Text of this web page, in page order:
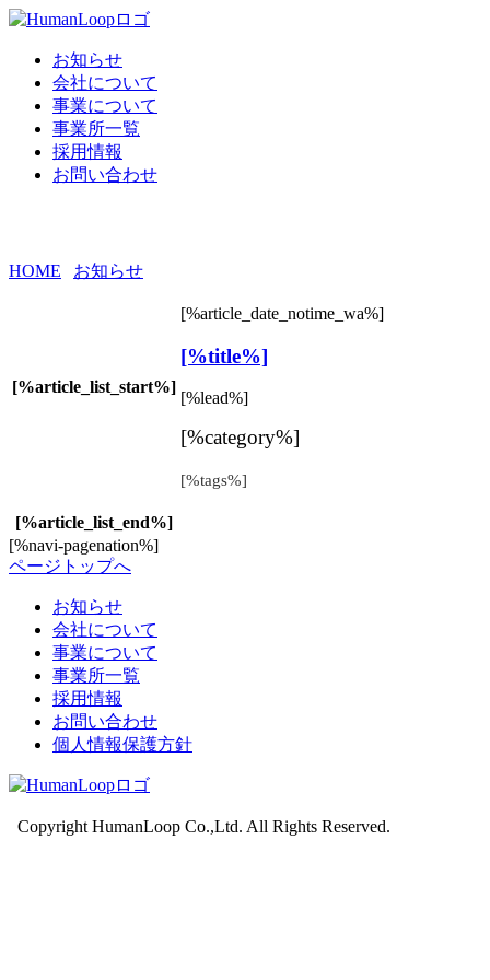
お知らせ
会社について
事業について
事業所一覧
採用情報
お問い合わせ
HOME お知らせ
[%article_list_start%]
[%article_date_notime_wa%]
[%title%]
[%lead%]
[%category%]
[%tags%]
[%article_list_end%]
[%navi-pagenation%]
ページトップへ
お知らせ
会社について
事業について
事業所一覧
採用情報
お問い合わせ
個人情報保護方針
Copyright HumanLoop Co.,Ltd. All Rights Reserved.